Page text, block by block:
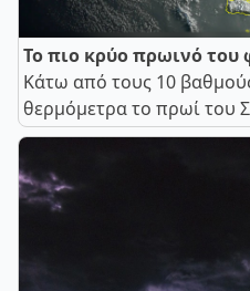
Το πιο κρύο πρωινό του
Κάτω από τους 10
θερμόμετρα το πρωί του